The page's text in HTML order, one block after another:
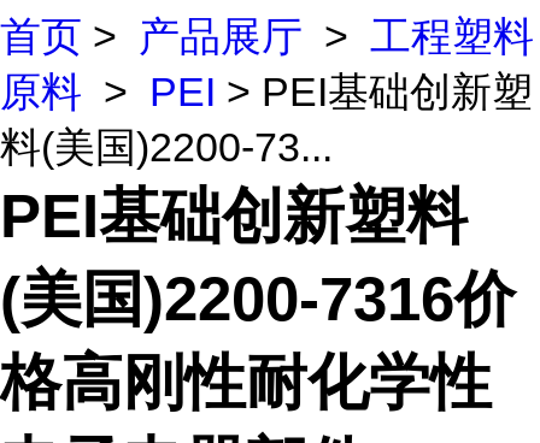
首页 > 产品展厅 > 工程塑料
原料 > PEI > PEI基础创新塑
料(美国)2200-73...
PEI基础创新塑料
(美国)2200-7316价
格高刚性耐化学性